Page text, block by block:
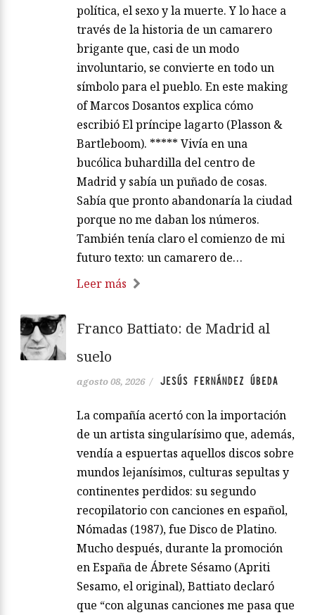
política, el sexo y la muerte. Y lo hace a
través de la historia de un camarero
brigante que, casi de un modo
involuntario, se convierte en todo un
símbolo para el pueblo. En este making
of Marcos Dosantos explica cómo
escribió El príncipe lagarto (Plasson &
Bartleboom). ***** Vivía en una
bucólica buhardilla del centro de
Madrid y sabía un puñado de cosas.
Sabía que pronto abandonaría la ciudad
porque no me daban los números.
También tenía claro el comienzo de mi
futuro texto: un camarero de…
Leer más
Franco Battiato: de Madrid al
suelo
agosto 08, 2026 / JESÚS FERNÁNDEZ ÚBEDA
La compañía acertó con la importación
de un artista singularísimo que, además,
vendía a espuertas aquellos discos sobre
mundos lejanísimos, culturas sepultas y
continentes perdidos: su segundo
recopilatorio con canciones en español,
Nómadas (1987), fue Disco de Platino.
Mucho después, durante la promoción
en España de Ábrete Sésamo (Apriti
Sesamo, el original), Battiato declaró
que “con algunas canciones me pasa que